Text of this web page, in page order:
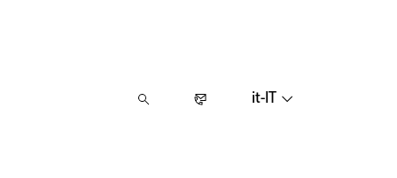
it-IT